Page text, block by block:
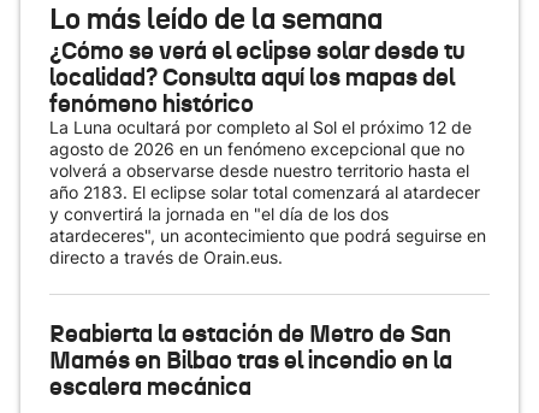
Lo más leído de la semana
¿Cómo se verá el eclipse solar desde tu
localidad? Consulta aquí los mapas del
fenómeno histórico
La Luna ocultará por completo al Sol el próximo 12 de
agosto de 2026 en un fenómeno excepcional que no
volverá a observarse desde nuestro territorio hasta el
año 2183. El eclipse solar total comenzará al atardecer
y convertirá la jornada en "el día de los dos
atardeceres", un acontecimiento que podrá seguirse en
directo a través de Orain.eus.
Reabierta la estación de Metro de San
Mamés en Bilbao tras el incendio en la
escalera mecánica